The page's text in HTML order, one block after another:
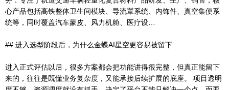
心产品包括高铁整体卫生间模块、导流罩系统、内饰件、真空集便系
统等，同时覆盖汽车蒙皮、风力机舱、医疗设…
## 进入选型阶段后，为什么金蝶AI星空更容易被留下
进入正式评估以后，很多方案都会把功能讲得很完整，但真正能留下
来的，往往是既懂业务复杂度，又能承接后续扩展的底座。 项目透明